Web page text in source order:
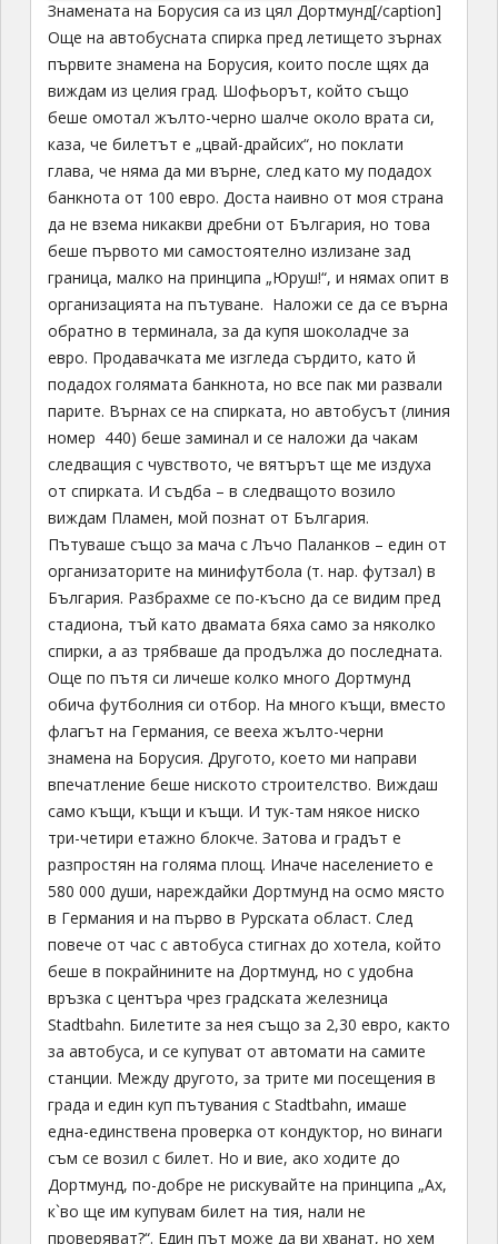
Знамената на Борусия са из цял Дортмунд[/caption]
Още на автобусната спирка пред летището зърнах
първите знамена на Борусия, които после щях да
виждам из целия град. Шофьорът, който също
беше омотал жълто-черно шалче около врата си,
каза, че билетът е „цвай-драйсих“, но поклати
глава, че няма да ми върне, след като му подадох
банкнота от 100 евро. Доста наивно от моя страна
да не взема никакви дребни от България, но това
беше първото ми самостоятелно излизане зад
граница, малко на принципа „Юруш!“, и нямах опит в
организацията на пътуване. Наложи се да се върна
обратно в терминала, за да купя шоколадче за
евро. Продавачката ме изгледа сърдито, като й
подадох голямата банкнота, но все пак ми развали
парите. Върнах се на спирката, но автобусът (линия
номер 440) беше заминал и се наложи да чакам
следващия с чувството, че вятърът ще ме издуха
от спирката. И съдба – в следващото возило
виждам Пламен, мой познат от България.
Пътуваше също за мача с Лъчо Паланков – един от
организаторите на минифутбола (т. нар. футзал) в
България. Разбрахме се по-късно да се видим пред
стадиона, тъй като двамата бяха само за няколко
спирки, а аз трябваше да продължа до последната.
Още по пътя си личеше колко много Дортмунд
обича футболния си отбор. На много къщи, вместо
флагът на Германия, се вееха жълто-черни
знамена на Борусия. Другото, което ми направи
впечатление беше ниското строителство. Виждаш
само къщи, къщи и къщи. И тук-там някое ниско
три-четири етажно блокче. Затова и градът е
разпростян на голяма площ. Иначе населението е
580 000 души, нареждайки Дортмунд на осмо място
в Германия и на първо в Рурската област. След
повече от час с автобуса стигнах до хотела, който
беше в покрайнините на Дортмунд, но с удобна
връзка с центъра чрез градската железница
Stadtbahn. Билетите за нея също за 2,30 евро, както
за автобуса, и се купуват от автомати на самите
станции. Между другото, за трите ми посещения в
града и един куп пътувания с Stadtbahn, имаше
една-единствена проверка от кондуктор, но винаги
съм се возил с билет. Но и вие, ако ходите до
Дортмунд, по-добре не рискувайте на принципа „Ах,
к`во ще им купувам билет на тия, нали не
проверяват?“. Един път може да ви хванат, но хем